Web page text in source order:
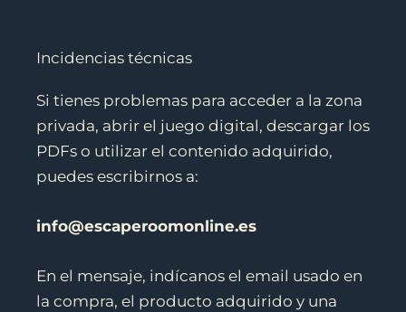
Incidencias técnicas
Si tienes problemas para acceder a la zona
privada, abrir el juego digital, descargar los
PDFs o utilizar el contenido adquirido,
puedes escribirnos a:
info@escaperoomonline.es
En el mensaje, indícanos el email usado en
la compra, el producto adquirido y una